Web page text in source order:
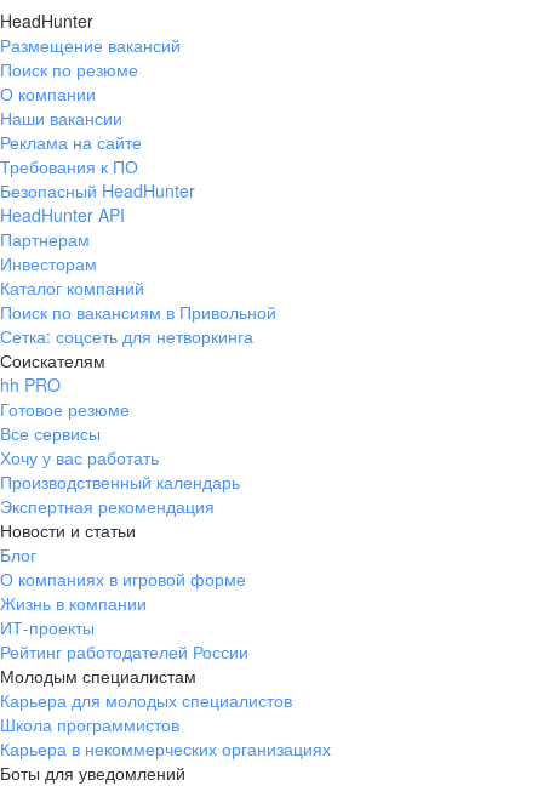
HeadHunter
Размещение вакансий
Поиск по резюме
О компании
Наши вакансии
Реклама на сайте
Требования к ПО
Безопасный HeadHunter
HeadHunter API
Партнерам
Инвесторам
Каталог компаний
Поиск по вакансиям в Привольной
Сетка: соцсеть для нетворкинга
Соискателям
hh PRO
Готовое резюме
Все сервисы
Хочу у вас работать
Производственный календарь
Экспертная рекомендация
Новости и статьи
Блог
О компаниях в игровой форме
Жизнь в компании
ИТ-проекты
Рейтинг работодателей России
Молодым специалистам
Карьера для молодых специалистов
Школа программистов
Карьера в некоммерческих организациях
Боты для уведомлений